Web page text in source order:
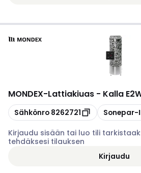
MONDEX-Lattiakiuas - Kalla
Kopioi
Sähkönro 8262721 Kopioi
Sonepar-
Kirjaudu sisään tai luo tili
tehdäksesi tilauksen
Kirjaudu